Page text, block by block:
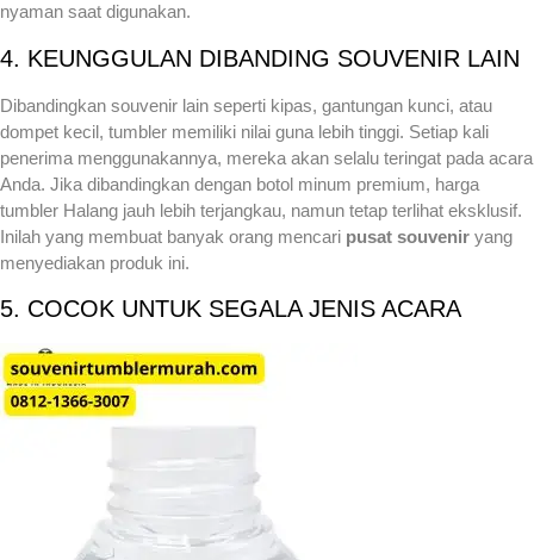
nyaman saat digunakan.
4. KEUNGGULAN DIBANDING SOUVENIR LAIN
Dibandingkan souvenir lain seperti kipas, gantungan kunci, atau
dompet kecil, tumbler memiliki nilai guna lebih tinggi. Setiap kali
penerima menggunakannya, mereka akan selalu teringat pada acara
Anda. Jika dibandingkan dengan botol minum premium, harga
tumbler Halang jauh lebih terjangkau, namun tetap terlihat eksklusif.
Inilah yang membuat banyak orang mencari pusat souvenir yang
menyediakan produk ini.
5. COCOK UNTUK SEGALA JENIS ACARA